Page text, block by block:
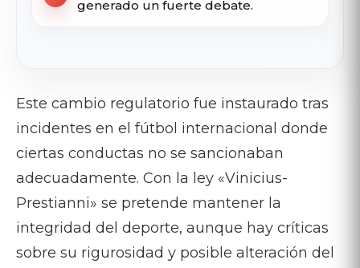
generado un fuerte debate.
Este cambio regulatorio fue instaurado tras
incidentes en el fútbol internacional donde
ciertas conductas no se sancionaban
adecuadamente. Con la ley «Vinicius-
Prestianni» se pretende mantener la
integridad del deporte, aunque hay críticas
sobre su rigurosidad y posible alteración del